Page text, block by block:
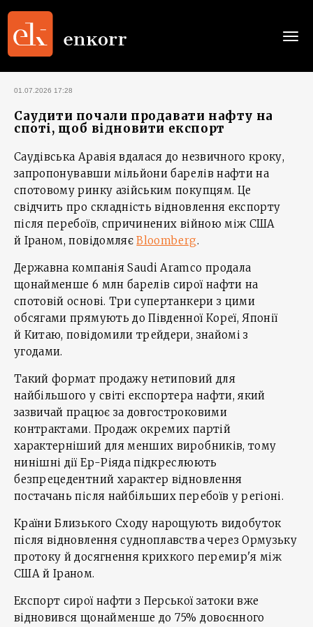
01.07.2026 17:28
Саудити почали продавати нафту на
споті, щоб відновити експорт
Саудівська Аравія вдалася до незвичного кроку,
запропонувавши мільйони барелів нафти на
спотовому ринку азійським покупцям. Це
свідчить про складність відновлення експорту
після перебоїв, спричинених війною між США
й Іраном, повідомляєBloomberg.
Державна компанія Saudi Aramco продала
щонайменше 6 млн барелів сирої нафти на
спотовій основі. Три супертанкери з цими
обсягами прямують до Південної Кореї, Японії
й Китаю, повідомили трейдери, знайомі з
угодами.
Такий формат продажу нетиповий для
найбільшого у світі експортера нафти, який
зазвичай працює за довгостроковими
контрактами. Продаж окремих партій
характерніший для менших виробників, тому
нинішні дії Ер-Ріяда підкреслюють
безпрецедентний характер відновлення
постачань після найбільших перебоїв у регіоні.
Країни Близького Сходу нарощують видобуток
після відновлення судноплавства через Ормузьку
протоку й досягнення крихкого перемир'я між
США й Іраном.
Експорт сирої нафти з Перської затоки вже
відновився щонайменше до 75% довоєнного